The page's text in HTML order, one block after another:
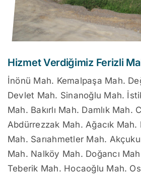
Hizmet Verdiğimiz Ferizli
İnönü Mah. Kemalpaşa Mah.
Devlet Mah. Sinanoğlu Mah.
Mah. Bakırlı Mah. Damlık Mah.
Abdürrezzak Mah. Ağacık Mah.
Mah. Sarıahmetler Mah.
Mah. Nalköy Mah. Doğancı
Teberik Mah. Hocaoğlu Mah.